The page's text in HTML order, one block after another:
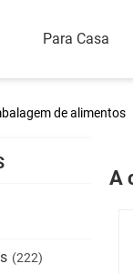
Para Casa
de alimentos
(222)
A